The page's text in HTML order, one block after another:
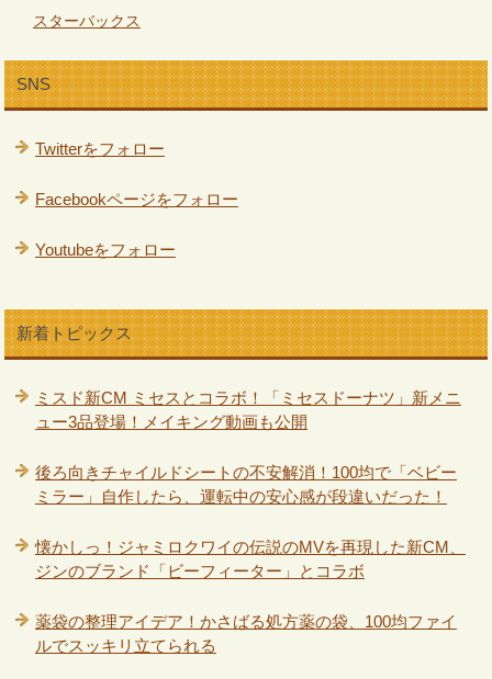
スターバックス
SNS
Twitterをフォロー
Facebookページをフォロー
Youtubeをフォロー
新着トピックス
ミスド新CM ミセスとコラボ！「ミセスドーナツ」新メニ
ュー3品登場！メイキング動画も公開
後ろ向きチャイルドシートの不安解消！100均で「ベビー
ミラー」自作したら、運転中の安心感が段違いだった！
懐かしっ！ジャミロクワイの伝説のMVを再現した新CM、
ジンのブランド「ビーフィーター」とコラボ
薬袋の整理アイデア！かさばる処方薬の袋、100均ファイ
ルでスッキリ立てられる